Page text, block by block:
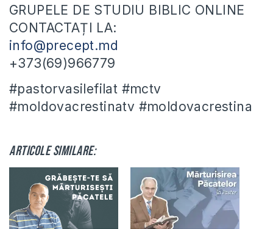
GRUPELE DE STUDIU BIBLIC ONLINE
CONTACTAȚI LA:
info@precept.md
+373(69)966779
#pastorvasilefilat #mctv
#moldovacrestinatv #moldovacrestina
Articole similare: